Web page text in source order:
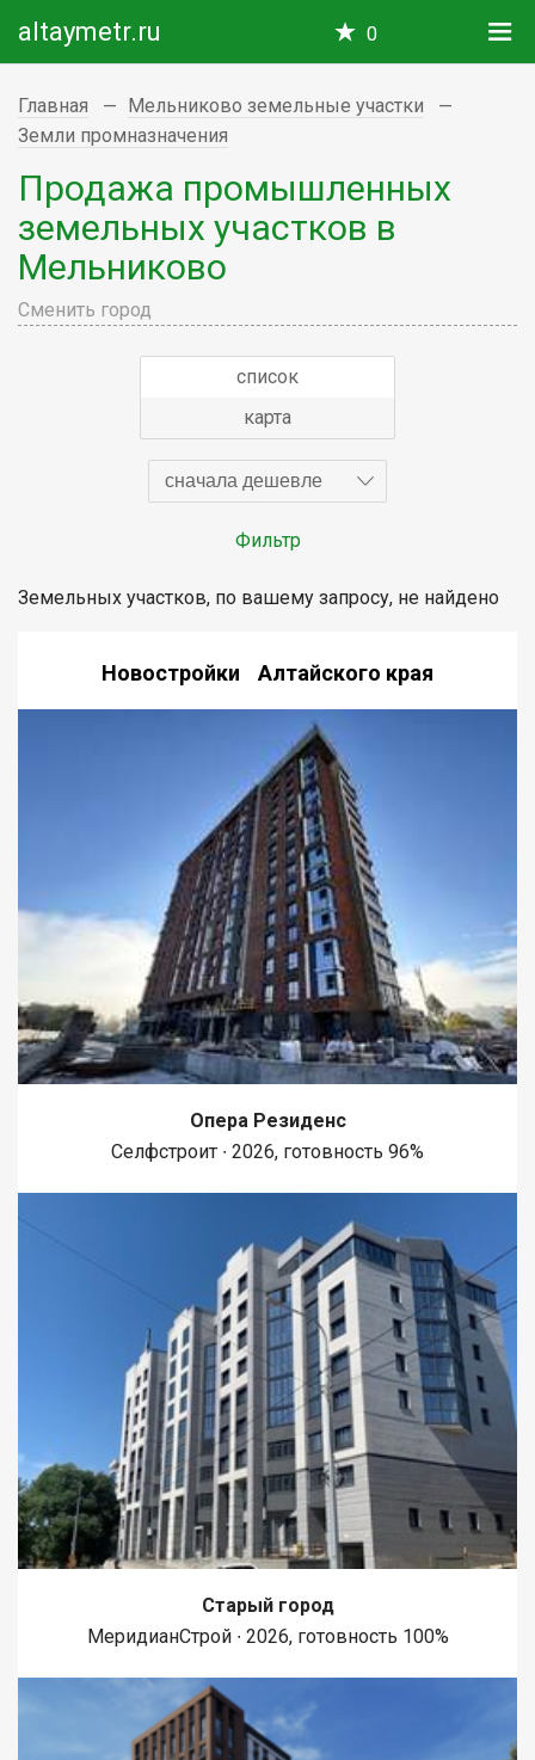
altaymetr.ru 0
Главная
Мельниково земельные участки
Земли промназначения
Продажа промышленных
земельных участков в
Мельниково
Сменить город
список
карта
сначала дешевле
Фильтр
Земельных участков, по вашему запросу, не найдено
Новостройки Алтайского края
Опера Резиденс
Селфстроит ∙ 2026, готовность 96%
Старый город
МеридианСтрой ∙ 2026, готовность 100%